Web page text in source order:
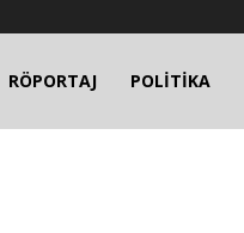
RÖPORTAJ POLİTİKA